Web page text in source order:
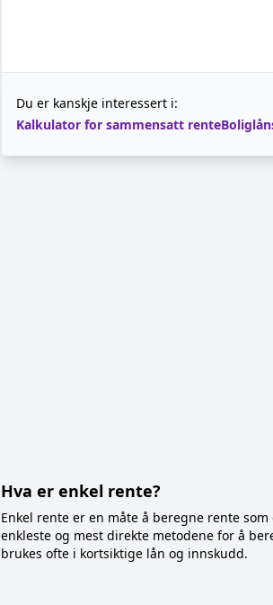
Du er kanskje interessert i:
Kalkulator for sammensatt rente
Hva er enkel rente?
Enkel rente er en måte å beregne rente
enkleste og mest direkte metodene for å
brukes ofte i kortsiktige lån og innskudd.